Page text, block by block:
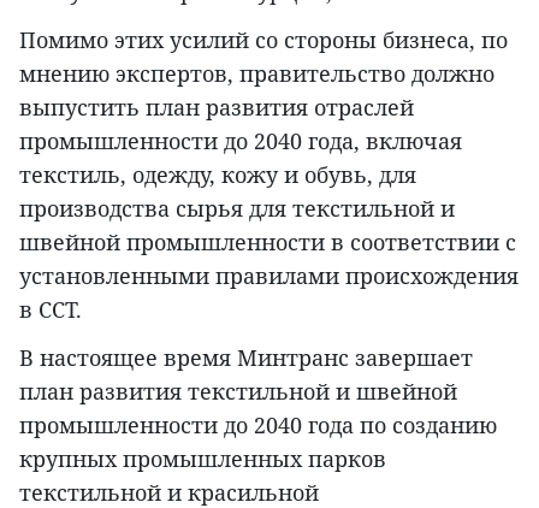
Помимо этих усилий со стороны бизнеса, по
мнению экспертов, правительство должно
выпустить план развития отраслей
промышленности до 2040 года, включая
текстиль, одежду, кожу и обувь, для
производства сырья для текстильной и
швейной промышленности в соответствии с
установленными правилами происхождения
в ССТ.
В настоящее время Минтранс завершает
план развития текстильной и швейной
промышленности до 2040 года по созданию
крупных промышленных парков
текстильной и красильной